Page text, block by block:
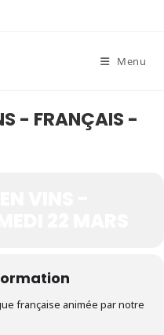
Menu
- FRANÇAIS -
française animée par notre